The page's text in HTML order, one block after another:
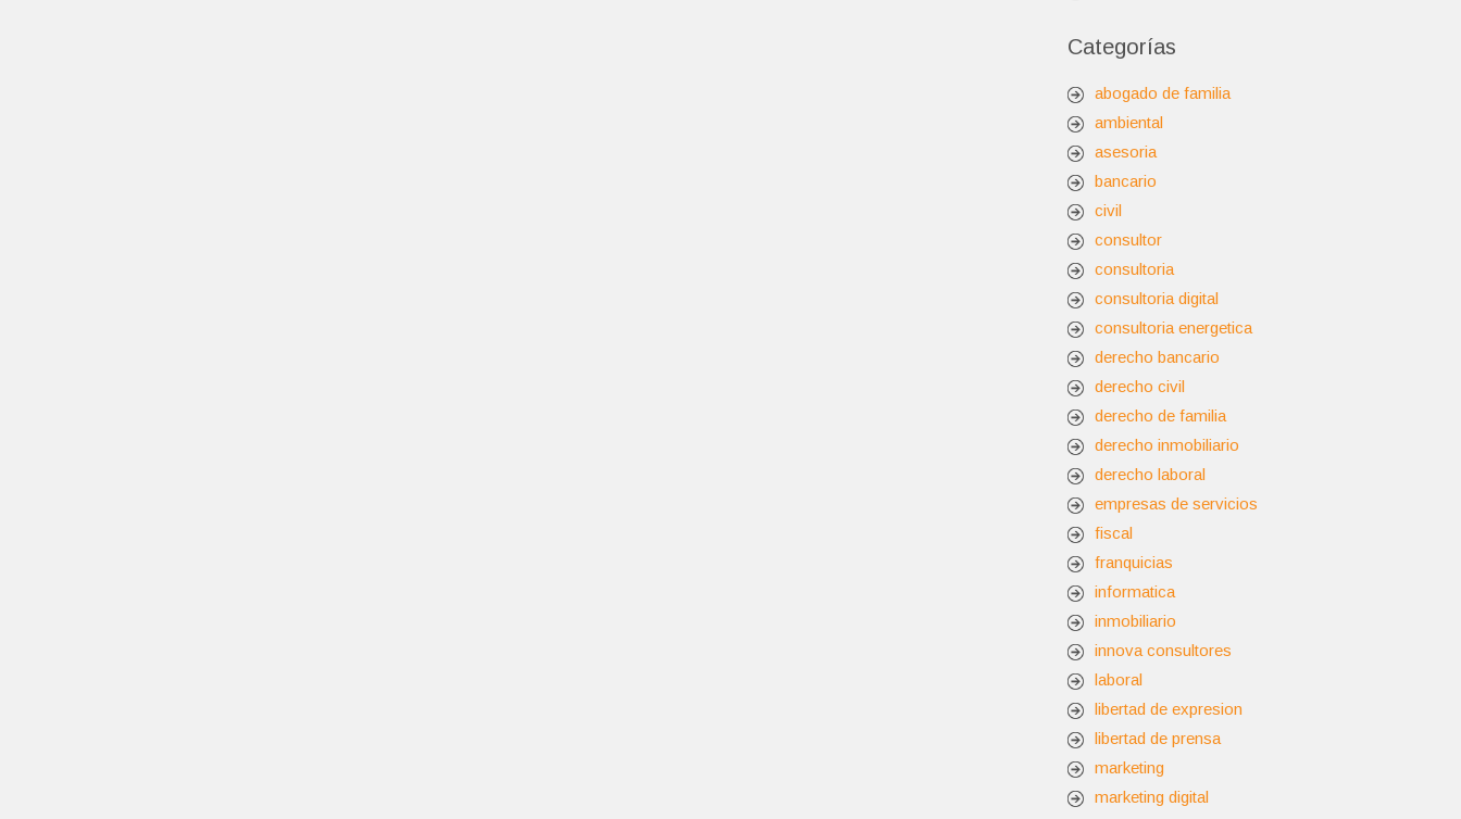
Categorías
abogado de familia
ambiental
asesoria
bancario
civil
consultor
consultoria
consultoria digital
consultoria energetica
derecho bancario
derecho civil
derecho de familia
derecho inmobiliario
derecho laboral
empresas de servicios
fiscal
franquicias
informatica
inmobiliario
innova consultores
laboral
libertad de expresion
libertad de prensa
marketing
marketing digital